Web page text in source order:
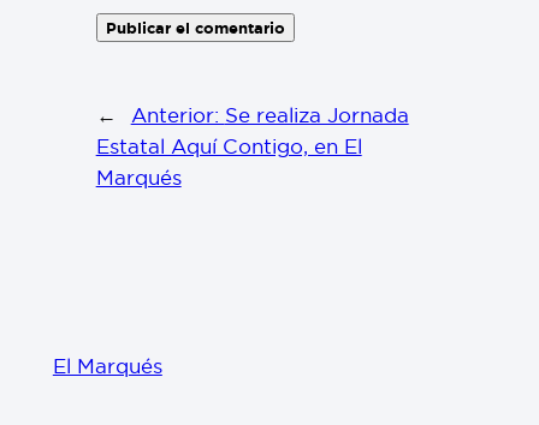
← Anterior: Se realiza Jornada
Estatal Aquí Contigo, en El
Marqués
El Marqués